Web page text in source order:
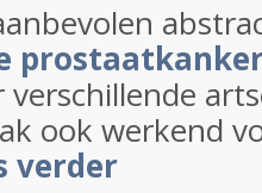
verschillende
ook werkend
verder